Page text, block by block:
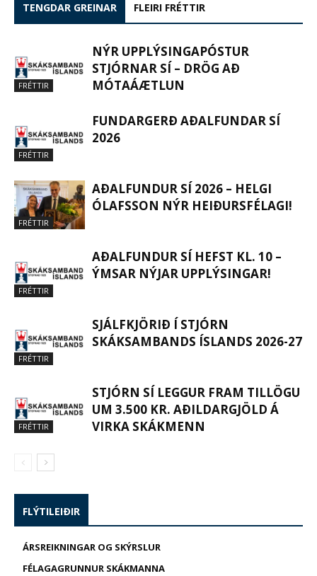
TENGDAR GREINAR FLEIRI FRÉTTIR
FRÉTTIR
NÝR UPPLÝSINGAPÓSTUR
STJÓRNAR SÍ – DRÖG AÐ
MÓTAÁÆTLUN
FRÉTTIR
FUNDARGERÐ AÐALFUNDAR SÍ
2026
FRÉTTIR
AÐALFUNDUR SÍ 2026 – HELGI
ÓLAFSSON NÝR HEIÐURSFÉLAGI!
FRÉTTIR
AÐALFUNDUR SÍ HEFST KL. 10 –
ÝMSAR NÝJAR UPPLÝSINGAR!
FRÉTTIR
SJÁLFKJÖRIÐ Í STJÓRN
SKÁKSAMBANDS ÍSLANDS 2026-27
FRÉTTIR
STJÓRN SÍ LEGGUR FRAM TILLÖGU
UM 3.500 KR. AÐILDARGJÖLD Á
VIRKA SKÁKMENN
FLÝTILEIÐIR
ÁRSREIKNINGAR OG SKÝRSLUR
FÉLAGAGRUNNUR SKÁKMANNA